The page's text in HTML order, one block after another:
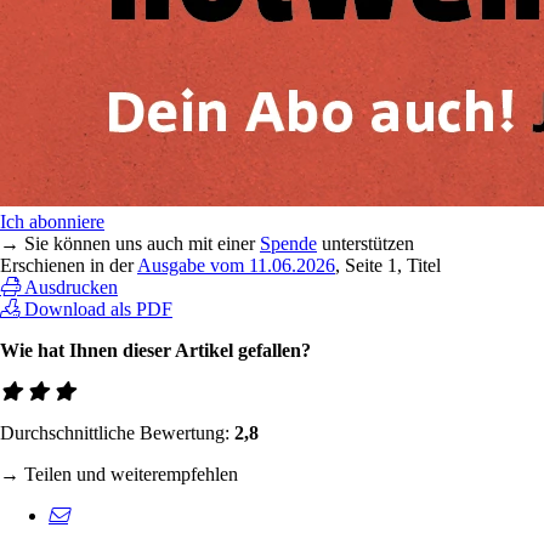
Ich abonniere
→ Sie können uns auch mit einer Spende unterstützen
Erschienen in derAusgabe vom 11.06.2026, Seite 1, Titel
Ausdrucken
Download als PDF
Wie hat Ihnen dieser Artikel gefallen?
Durchschnittliche Bewertung: 2,8
→ Teilen und weiterempfehlen